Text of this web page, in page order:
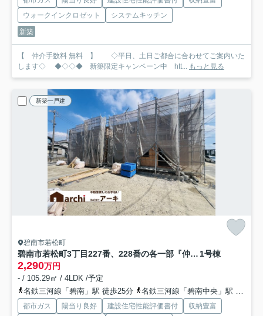
ウォークインクロゼット
システムキッチン
新築
【 仲介手数料 無料 】 ◇平日、土日ご都合に合わせてご案内いた
します◇ ◆◇◇◆ 新築限定キャンペーン中 htt...
もっと見る
新築一戸建
碧南市若松町
碧南市若松町3丁目227番、228番の各一部『仲介手数料無料』新築一戸建て・建売 1号棟
2,290万円
- / 105.29㎡ / 4LDK /予定
名鉄三河線「碧南」駅 徒歩25分
名鉄三河線「碧南中央」駅 徒歩45分
都市ガス 陽当り良好 建設住宅性能評価書付
収納豊富